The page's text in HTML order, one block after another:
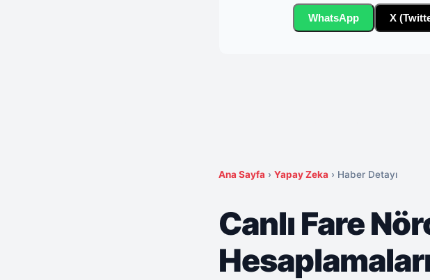
WhatsApp X
Ana Sayfa ›Yapay Zeka › Haber Detayı
Canlı Fare